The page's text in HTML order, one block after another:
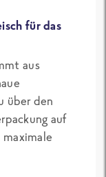
für das
aus
über den
auf